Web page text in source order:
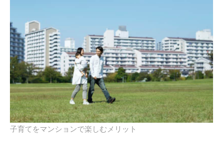
子育てをマンションで楽しむメリット